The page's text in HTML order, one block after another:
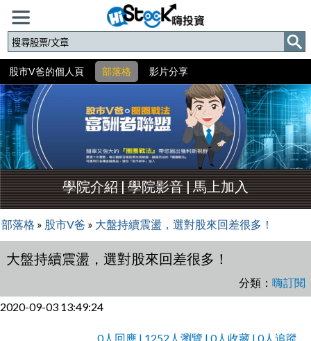
股市V爸的個人頁 部落格 影片分享
學院介紹|學院影音|馬上加入
部落格 » 股市V爸 » 大盤持續震盪，選對股來回差很多！
大盤持續震盪，選對股來回差很多！
分類： 嗨訂閱
2020-09-03 13:49:24
0人回應 | 1252人瀏覽 | 0人收藏 | 0人追蹤